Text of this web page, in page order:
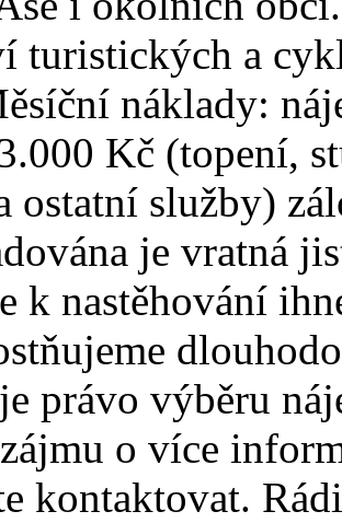
turistických a
náklady:
Kč (topení,
ostatní služby)
je vratná
k nastěhování
právo výběru
o více
kontaktovat.